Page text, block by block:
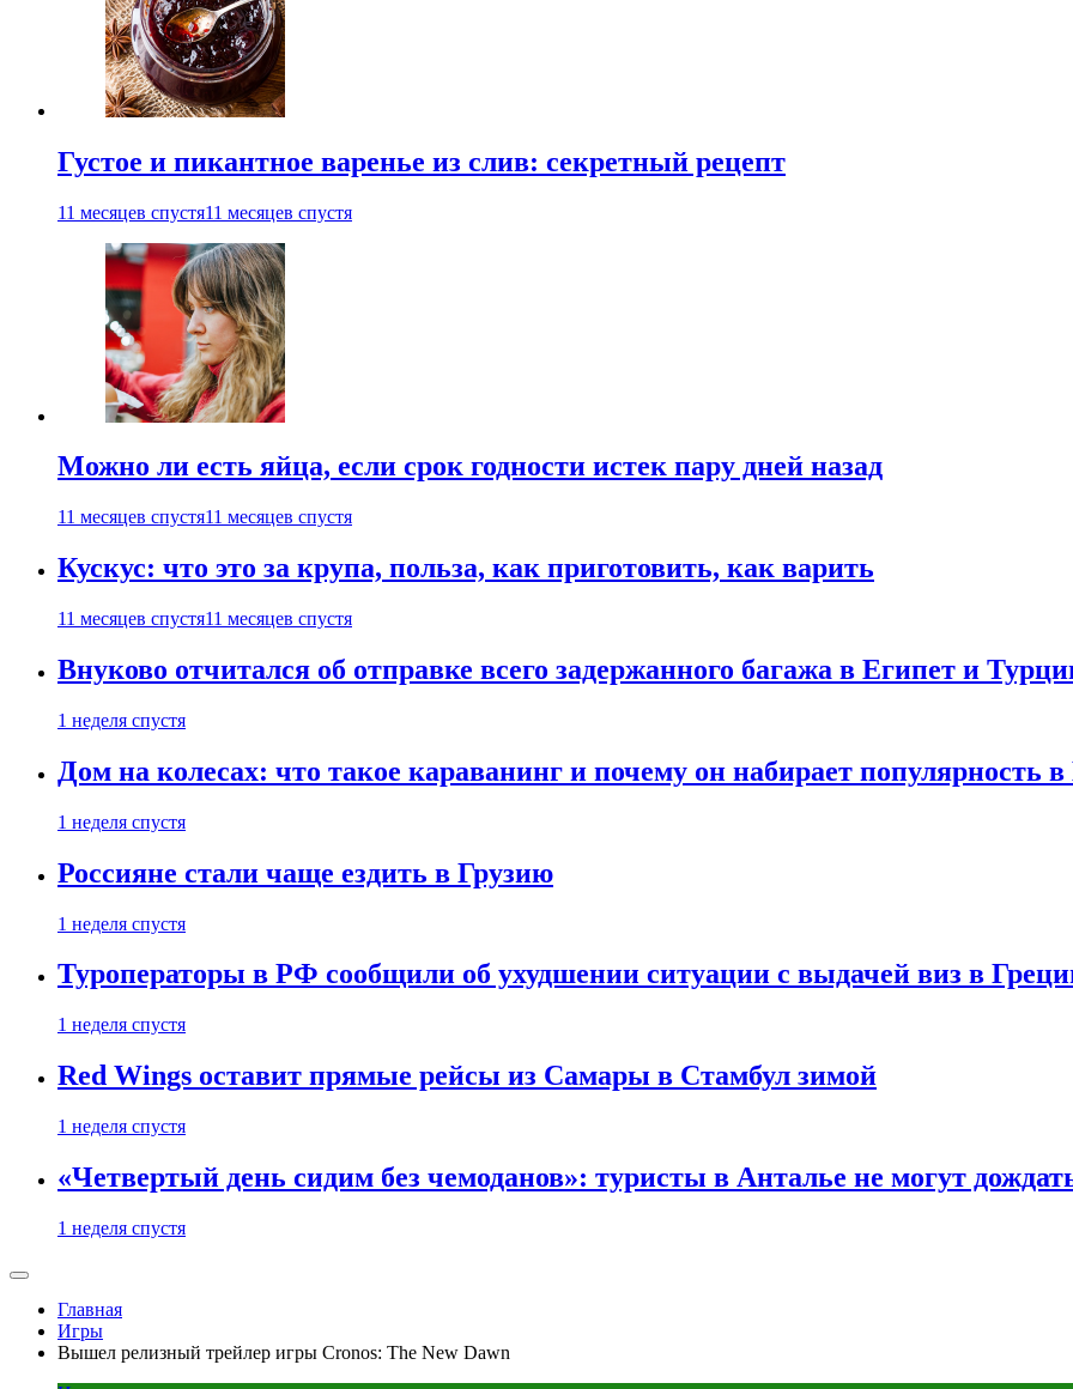
Густое и пикантное варенье из слив: секретный рецепт
11 месяцев спустя11 месяцев спустя
Можно ли есть яйца, если срок годности истек пару дней назад
11 месяцев спустя11 месяцев спустя
Кускус: что это за крупа, польза, как приготовить, как варить
11 месяцев спустя11 месяцев спустя
Внуково отчитался об отправке всего задержанного багажа в Египет и
1 неделя спустя
Дом на колесах: что такое караванинг и почему он набирает популярность в
1 неделя спустя
Россияне стали чаще ездить в Грузию
1 неделя спустя
Туроператоры в РФ сообщили об ухудшении ситуации с выдачей виз в
1 неделя спустя
Red Wings оставит прямые рейсы из Самары в Стамбул зимой
1 неделя спустя
«Четвертый день сидим без чемоданов»: туристы в Анталье не могут
1 неделя спустя
Главная
Игры
Вышел релизный трейлер игры Cronos: The New Dawn